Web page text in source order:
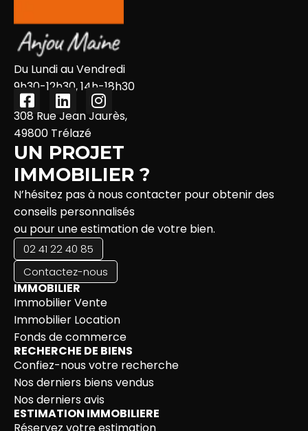
Du Lundi au Vendredi
9h30-12h30, 14h-18h30
308 Rue Jean Jaurès,
49800 Trélazé
UN PROJET
IMMOBILIER ?
N’hésitez pas à nous contacter pour obtenir des
conseils personnalisés
ou pour une estimation de votre bien.
02 41 22 40 85
Contactez-nous
IMMOBILIER
Immobilier Vente
Immobilier Location
Fonds de commerce
RECHERCHE DE BIENS
Confiez-nous votre recherche
Nos derniers biens vendus
Nos derniers avis
ESTIMATION IMMOBILIERE
Réservez votre estimation